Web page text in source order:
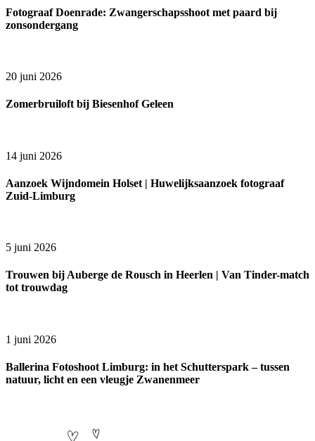
Fotograaf Doenrade: Zwangerschapsshoot met paard bij
zonsondergang
20 juni 2026
Zomerbruiloft bij Biesenhof Geleen
14 juni 2026
Aanzoek Wijndomein Holset | Huwelijksaanzoek fotograaf
Zuid-Limburg
5 juni 2026
Trouwen bij Auberge de Rousch in Heerlen | Van Tinder-match
tot trouwdag
1 juni 2026
Ballerina Fotoshoot Limburg: in het Schutterspark – tussen
natuur, licht en een vleugje Zwanenmeer